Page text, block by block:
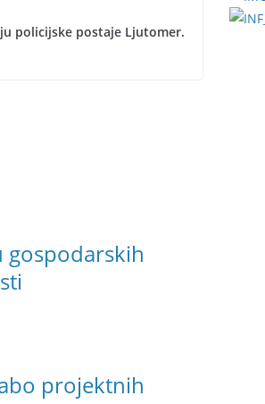
policijske postaje Ljutomer.
gospodarskih
projektnih